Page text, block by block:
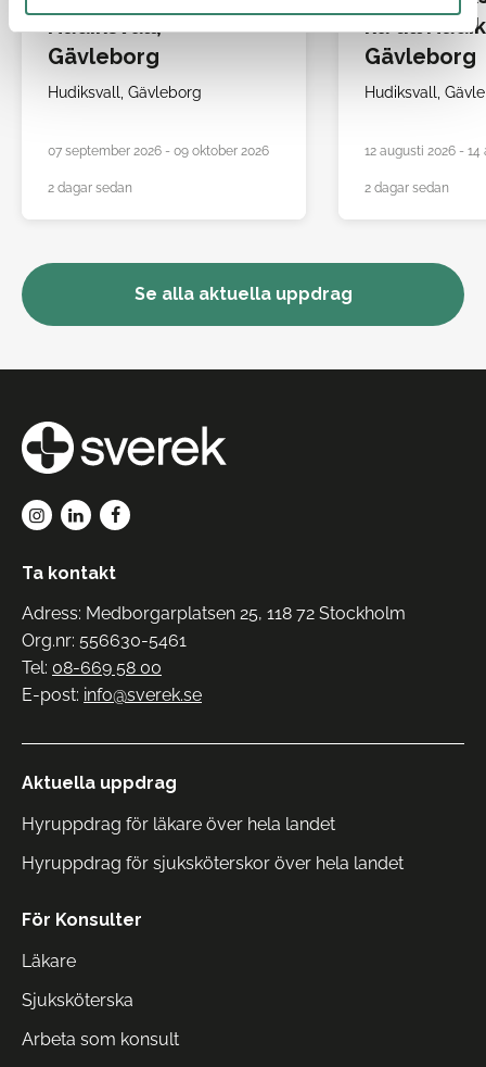
Hudiksvall,
Gävleborg
Hudiksvall, Gävleborg
07 september 2026 - 09 oktober 2026
2 dagar sedan
ka till
Gävleborg
Hudiksvall,
12 augusti 2026 -
2 dagar sedan
Se alla aktuella uppdrag
Ta kontakt
Adress: Medborgarplatsen 25, 118 72 Stockholm
Org.nr: 556630-5461
Tel: 08-669 58 00
E-post: info@sverek.se
Aktuella uppdrag
Hyruppdrag för läkare över hela landet
Hyruppdrag för sjuksköterskor över hela landet
För Konsulter
Läkare
Sjuksköterska
Arbeta som konsult